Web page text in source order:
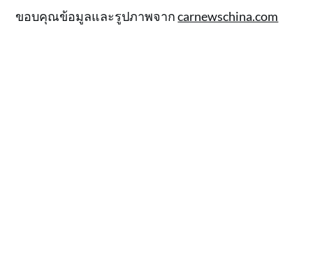
ขอบคุณข้อมูลและรูปภาพจากcarnewschina.com